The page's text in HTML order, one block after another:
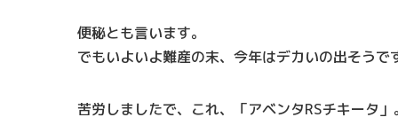
便秘とも言います。
でもいよいよ難産の末、今年はデカいの出そうで
苦労しましたで、これ、「アベンタRSチキータ」